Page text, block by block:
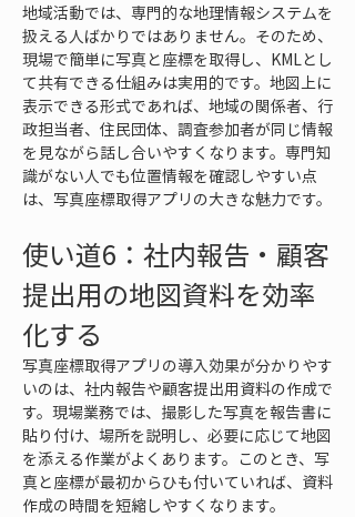
地域活動では、専門的な地理情報システムを
扱える人ばかりではありません。そのため、
現場で簡単に写真と座標を取得し、KMLとし
て共有できる仕組みは実用的です。地図上に
表示できる形式であれば、地域の関係者、行
政担当者、住民団体、調査参加者が同じ情報
を見ながら話し合いやすくなります。専門知
識がない人でも位置情報を確認しやすい点
は、写真座標取得アプリの大きな魅力です。
使い道6：社内報告・顧客
提出用の地図資料を効率
化する
写真座標取得アプリの導入効果が分かりやす
いのは、社内報告や顧客提出用資料の作成で
す。現場業務では、撮影した写真を報告書に
貼り付け、場所を説明し、必要に応じて地図
を添える作業がよくあります。このとき、写
真と座標が最初からひも付いていれば、資料
作成の時間を短縮しやすくなります。